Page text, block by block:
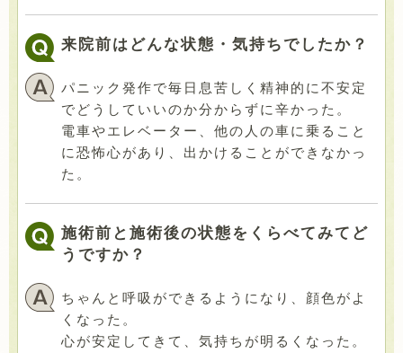
来院前はどんな状態・気持ちでしたか？
パニック発作で毎日息苦しく精神的に不安定
でどうしていいのか分からずに辛かった。
電車やエレベーター、他の人の車に乗ること
に恐怖心があり、出かけることができなかっ
た。
施術前と施術後の状態をくらべてみてど
うですか？
ちゃんと呼吸ができるようになり、顔色がよ
くなった。
心が安定してきて、気持ちが明るくなった。